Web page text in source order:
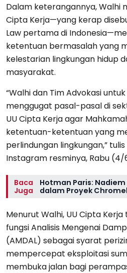
Dalam keterangannya, Walhi
Cipta Kerja—yang kerap
Law pertama di
ketentuan bermasalah yang
kelestarian lingkungan hidup
masyarakat.
“Walhi dan Tim Advokasi
menggugat pasal-pasal di
UU Cipta Kerja agar
ketentuan-ketentuan yang
perlindungan lingkungan,”
Instagram resminya, Rabu (4/
Baca
Juga
Hotman Paris:
dalam Proyek
Menurut Walhi, UU Cipta
fungsi Analisis Mengenai
(AMDAL) sebagai syarat
mempercepat eksploitasi
membuka jalan bagi